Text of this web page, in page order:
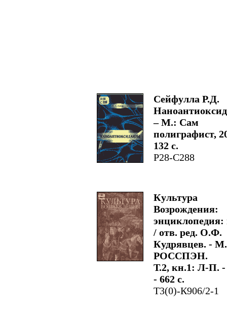
Сейфулла Р.Д.
– М.: Сам
полиграфист,
132 с.
Р28-С288
Культура
Возрождения:
энциклопедия:
/ отв. ред. О.Ф.
Кудрявцев. -
РОССПЭН.
Т.2, кн.1: Л-П. -
- 662 с.
Т3(0)-К906/2-1